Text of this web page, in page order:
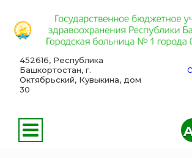
452616, Республика
Башкортостан, г.
Октябрьский, Кувыкина, дом
30